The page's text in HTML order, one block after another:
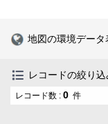
地図の環境データ
レコードの絞り込
レコード数 : 0 件